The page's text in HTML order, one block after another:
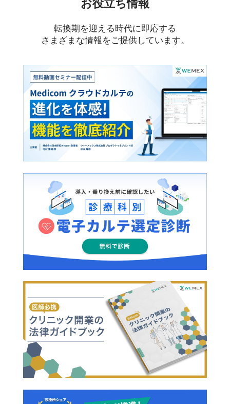
お役立ち情報
転換期を迎える時代に即応する
さまざまな情報をご提供しています。